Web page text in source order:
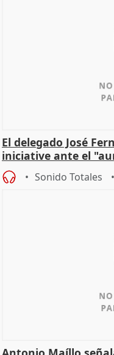
El delegado José
iniciative ante el
hogar en Madri
Sonido Totales